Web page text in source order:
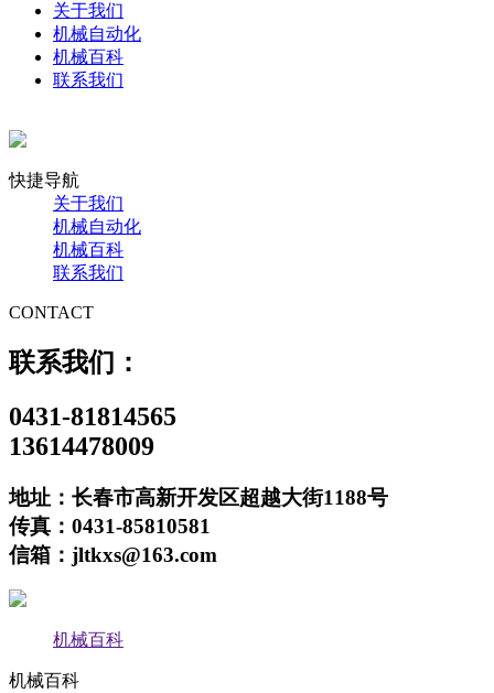
关于我们
机械自动化
机械百科
联系我们
快捷导航
关于我们
机械自动化
机械百科
联系我们
CONTACT
联系我们：
0431-81814565
13614478009
地址：长春市高新开发区超越大街1188号
传真：0431-85810581
信箱：jltkxs@163.com
机械百科
机械百科